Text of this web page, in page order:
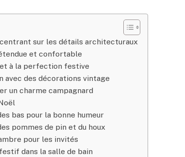
sur les détails architecturaux
et confortable
à la perfection festive
avec des décorations vintage
un charme campagnard
bas pour la bonne humeur
pommes de pin et du houx
pour les invités
dans la salle de bain